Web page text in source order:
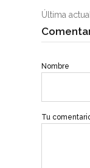
Última
Nombre
Tu